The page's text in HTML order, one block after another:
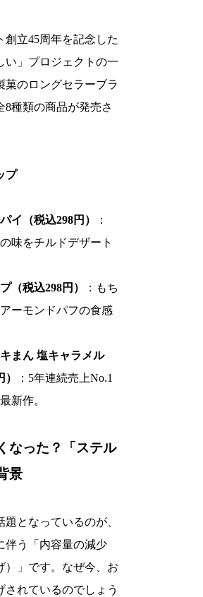
創立45周年を記念した
い」プロジェクトの一
菓のロングセラーブラ
8種類の商品が発売さ
プ
イ（税込298円）
：
味をチルドデザート
（税込298円）
：もち
ーモンドパフの食感
まん 塩キャラメル
：5年連続売上No.1
新作。
なった？「ステル
景
となっているのが、
伴う「内容量の減少
）」です。なぜ今、お
されているのでしょう